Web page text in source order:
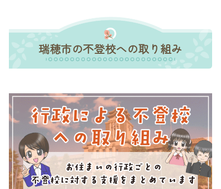
瑞穂市の不登校への取り組み